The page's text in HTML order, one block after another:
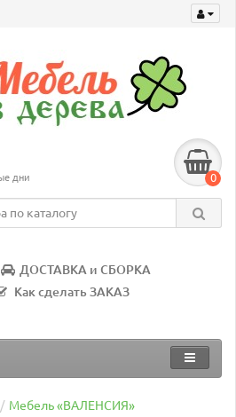
дни 0
ДОСТАВКА и СБОРКА
Как сделать ЗАКАЗ
Мебель «ВАЛЕНСИЯ»